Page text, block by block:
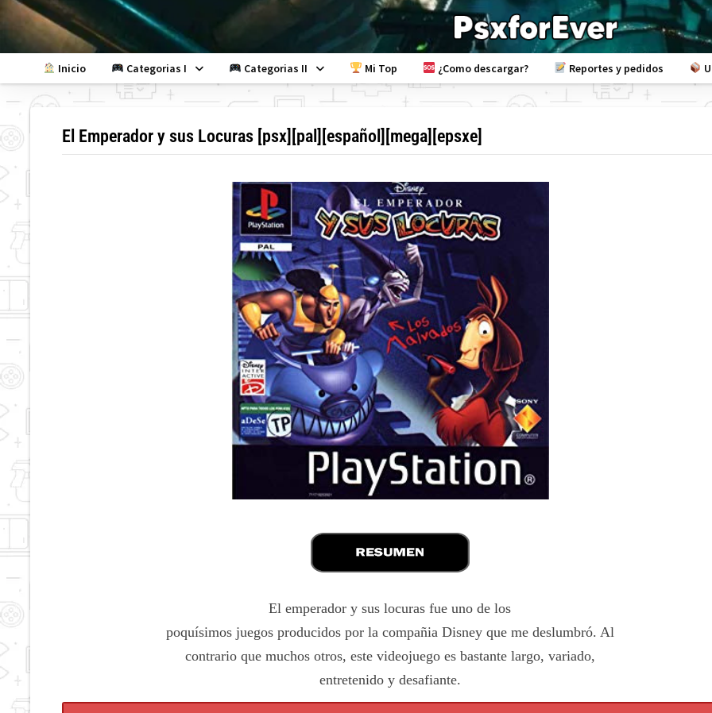
Skip
to
content
Inicio Categorias I Categorias II Mi Top ¿Como descargar? Reportes y pedidos
El Emperador y sus Locuras [psx][pal][español][mega][epsxe]
El emperador y sus locuras fue uno de los
poquísimos juegos producidos por la compañia Disney que me deslumbró. Al
contrario que muchos otros, este videojuego es bastante largo, variado,
entretenido y desafiante.